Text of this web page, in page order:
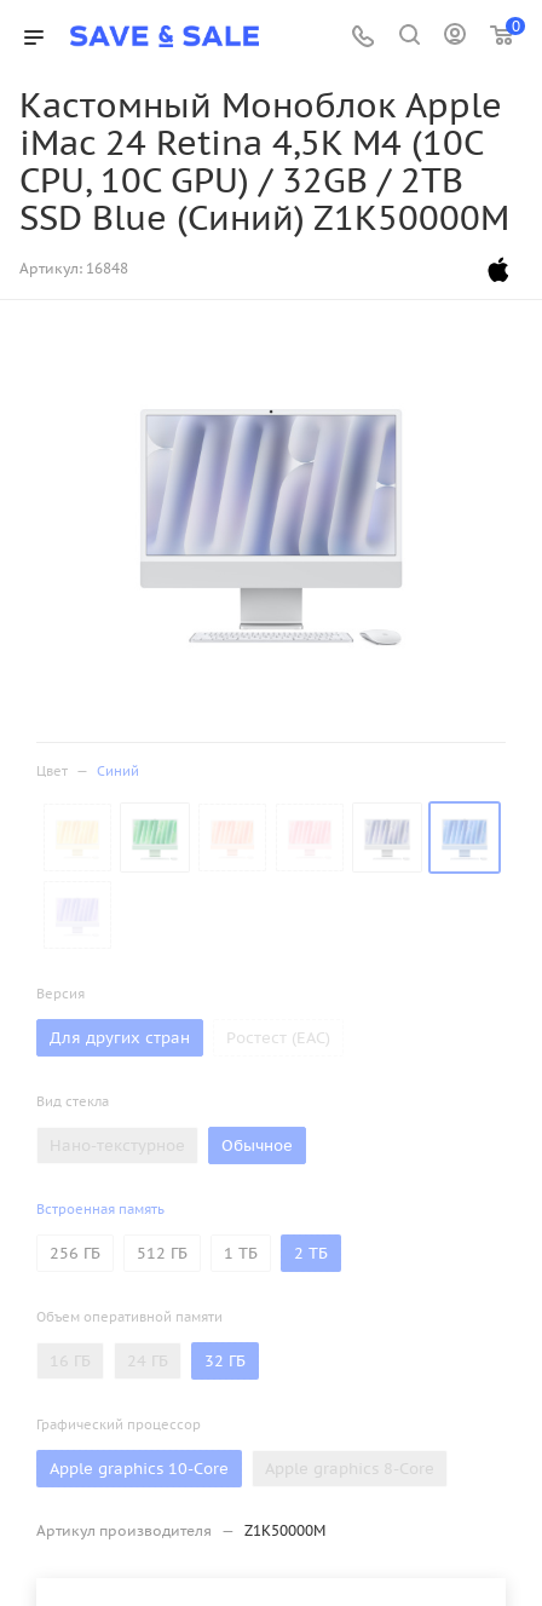
0
Кастомный Моноблок Apple
iMac 24 Retina 4,5K M4 (10C
CPU, 10C GPU) / 32GB / 2TB
SSD Blue (Синий) Z1K50000M
Артикул: 16848
Цвет — Синий
Версия
Для других стран Ростест (ЕАС)
Вид стекла
Нано-текстурное Обычное
Встроенная память
256 ГБ 512 ГБ 1 ТБ 2 ТБ
Объем оперативной памяти
16 ГБ 24 ГБ 32 ГБ
Графический процессор
Apple graphics 10-Core Apple graphics 8-Core
Артикул производителя — Z1K50000M